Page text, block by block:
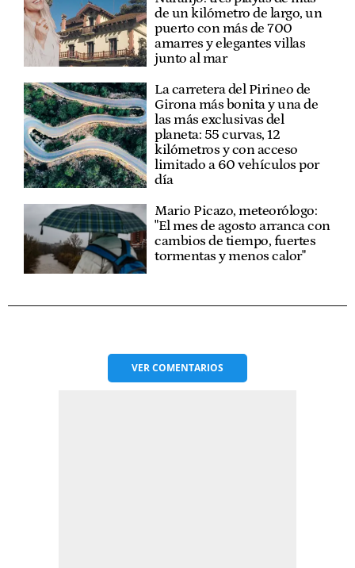
de un kilómetro de largo, un
puerto con más de 700
amarres y elegantes villas
junto al mar
La carretera del Pirineo de
Girona más bonita y una de
las más exclusivas del
planeta: 55 curvas, 12
kilómetros y con acceso
limitado a 60 vehículos por
día
Mario Picazo, meteorólogo:
"El mes de agosto arranca con
cambios de tiempo, fuertes
tormentas y menos calor"
VERCOMENTARIOS